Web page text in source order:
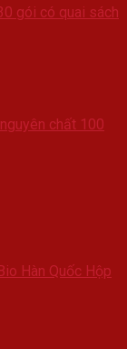
gói có quai sách
chất 100
Hàn Quốc Hộp